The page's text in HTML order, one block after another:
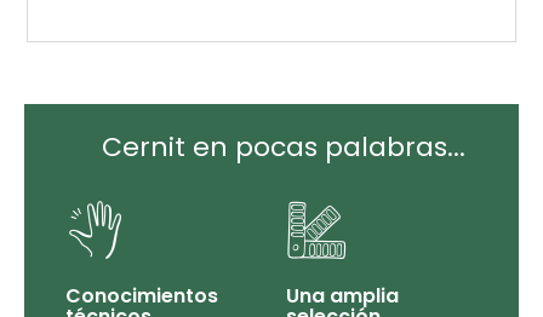
Cernit en pocas palabras...
Conocimientos Una amplia